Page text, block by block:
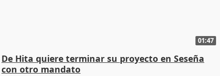
01:47
De Hita quiere terminar su proyecto en Seseña
con otro mandato